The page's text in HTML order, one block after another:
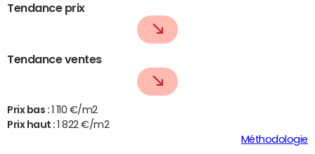
Tendance prix
Tendance ventes
Prix bas :
1 110 €/m2
Prix haut :
1 822 €/m2
Méthodologie